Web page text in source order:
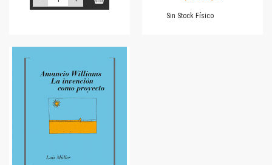
Sin Stock Físico